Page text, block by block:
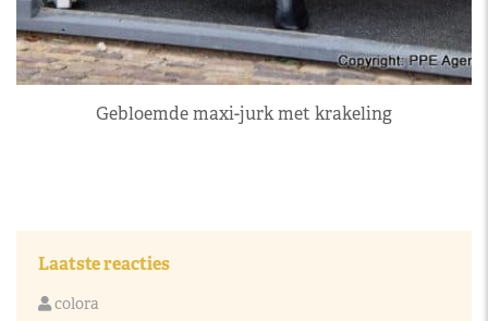
Gebloemde maxi-jurk met krakeling
Laatste reacties
colora